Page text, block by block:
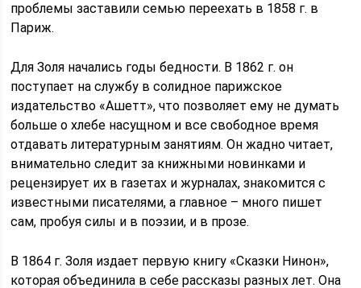
проблемы заставили семью переехать в 1858 г. в
Париж.
Для Золя начались годы бедности. В 1862 г. он
поступает на службу в солидное парижское
издательство «Ашетт», что позволяет ему не думать
больше о хлебе насущном и все свободное время
отдавать литературным занятиям. Он жадно читает,
внимательно следит за книжными новинками и
рецензирует их в газетах и журналах, знакомится с
известными писателями, а главное – много пишет
сам, пробуя силы и в поэзии, и в прозе.
В 1864 г. Золя издает первую книгу «Сказки Нинон»,
которая объединила в себе рассказы разных лет. Она